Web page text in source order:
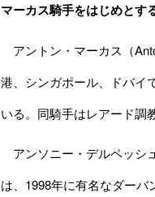
マーカス騎手をはじめとす
アントン・マーカス（
港、シンガポール、ドバイ
いる。同騎手はレアード調
アンソニー・デルペッシ
は、1998年に有名なダー